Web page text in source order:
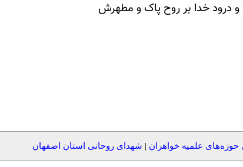
درود خدا بر روح پاک و مطهرش
علمیه خواهران | شهدای روحانی استان اصفهان